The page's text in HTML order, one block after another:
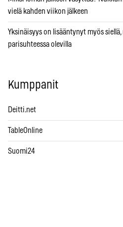
vielä kahden viikon jälkeen
Yksinäisyys on lisääntynyt myös
parisuhteessa olevilla
Kumppanit
Deitti.net
TableOnline
Suomi24